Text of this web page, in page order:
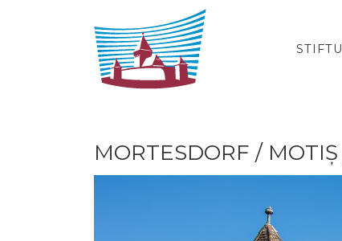
Zum Inhalt springen
MORTESDORF /